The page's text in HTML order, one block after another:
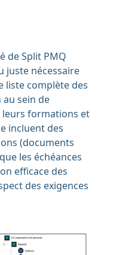
de Split PMQ
juste nécessaire
liste complète des
sein de
formations et
incluent des
(documents
les échéances
efficace des
des exigences